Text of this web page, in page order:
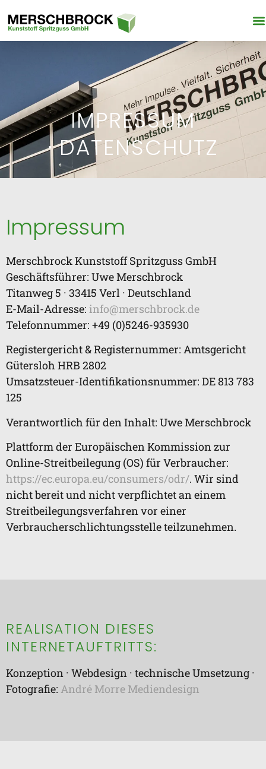
IMPRESSUM
· DATENSCHUTZ
Impressum
Merschbrock Kunststoff Spritzguss GmbH
Geschäftsführer: Uwe Merschbrock
Titanweg 5 · 33415 Verl · Deutschland
E-Mail-Adresse: info@merschbrock.de
Telefonnummer: +49 (0)5246-935930
Registergericht & Registernummer: Amtsgericht
Gütersloh HRB 2802
Umsatzsteuer-Identifikationsnummer: DE 813 783
125
Verantwortlich für den Inhalt: Uwe Merschbrock
Plattform der Europäischen Kommission zur
Online-Streitbeilegung (OS) für Verbraucher:
https://ec.europa.eu/consumers/odr/. Wir sind
nicht bereit und nicht verpflichtet an einem
Streitbeilegungsverfahren vor einer
Verbraucherschlichtungsstelle teilzunehmen.
REALISATION DIESES
INTERNETAUFTRITTS:
Konzeption · Webdesign · technische Umsetzung ·
Fotografie: André Morre Mediendesign